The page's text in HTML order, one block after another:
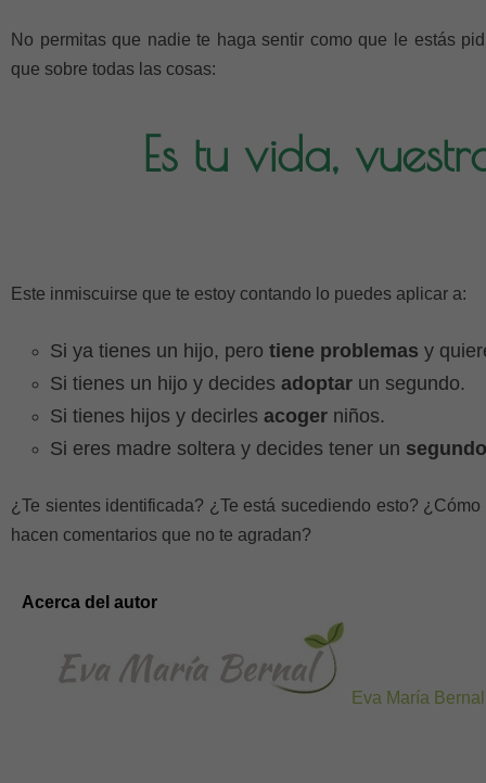
No permitas que nadie te haga sentir como que le estás
que sobre todas las cosas:
Es tu vida,
Este inmiscuirse que te estoy contando lo puedes aplicar a:
Si ya tienes un hijo, pero tiene problemas y
Si tienes un hijo y decides adoptar un segundo.
Si tienes hijos y decirles acoger niños.
Si eres madre soltera y decides tener un
¿Te sientes identificada? ¿Te está sucediendo esto?
hacen comentarios que no te agradan?
Acerca del autor
Eva María Bernal